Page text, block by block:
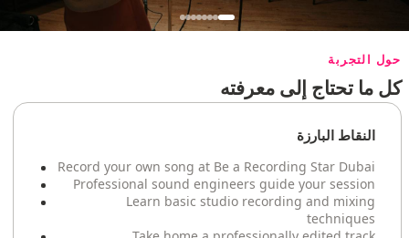
حول التجربة
كل ما تحتاج إلى معرفته
النقاط البارزة
Record your own song at Be a Recording Star Dubai
Professional sound engineers guide your session
Learn basic studio recording and mixing
techniques